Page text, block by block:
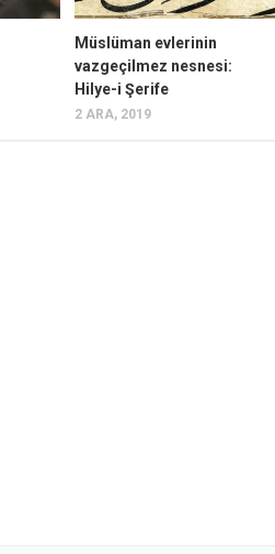
Müslüman evlerinin
vazgeçilmez nesnesi:
Hilye-i Şerife
2 ARA, 2019